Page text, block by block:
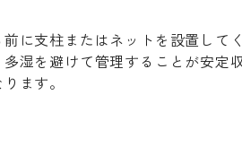
に支柱またはネットを設置してく
湿を避けて管理することが安定
ます。